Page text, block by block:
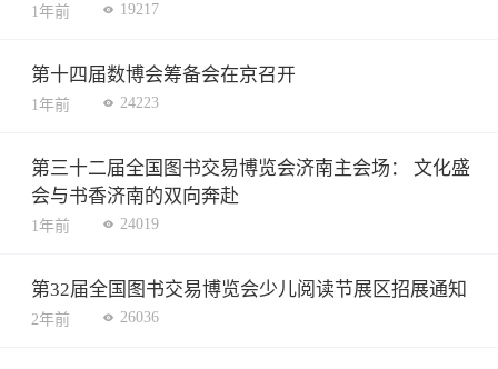
1年前 19217
第十四届数博会筹备会在京召开
1年前 24223
第三十二届全国图书交易博览会济南主会场： 文化盛
会与书香济南的双向奔赴
1年前 24019
第32届全国图书交易博览会少儿阅读节展区招展通知
2年前 26036